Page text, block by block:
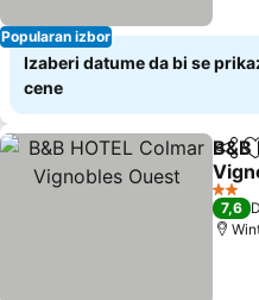
Popularan izbor
Izaberi datume da bi se
cene
Deli
B&B
2
7,6